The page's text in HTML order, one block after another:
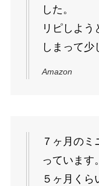
した。
リピしよう
しまって少
Amazon
７ヶ月のミ
っています。
５ヶ月くら